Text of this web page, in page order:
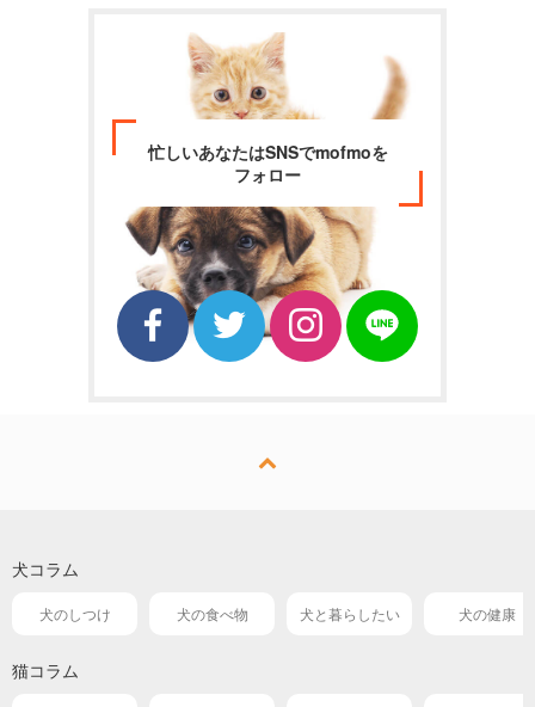
忙しいあなたはSNSでmofmoを
フォロー
犬コラム
犬のしつけ 犬の食べ物 犬と暮らしたい 犬の健康
猫コラム